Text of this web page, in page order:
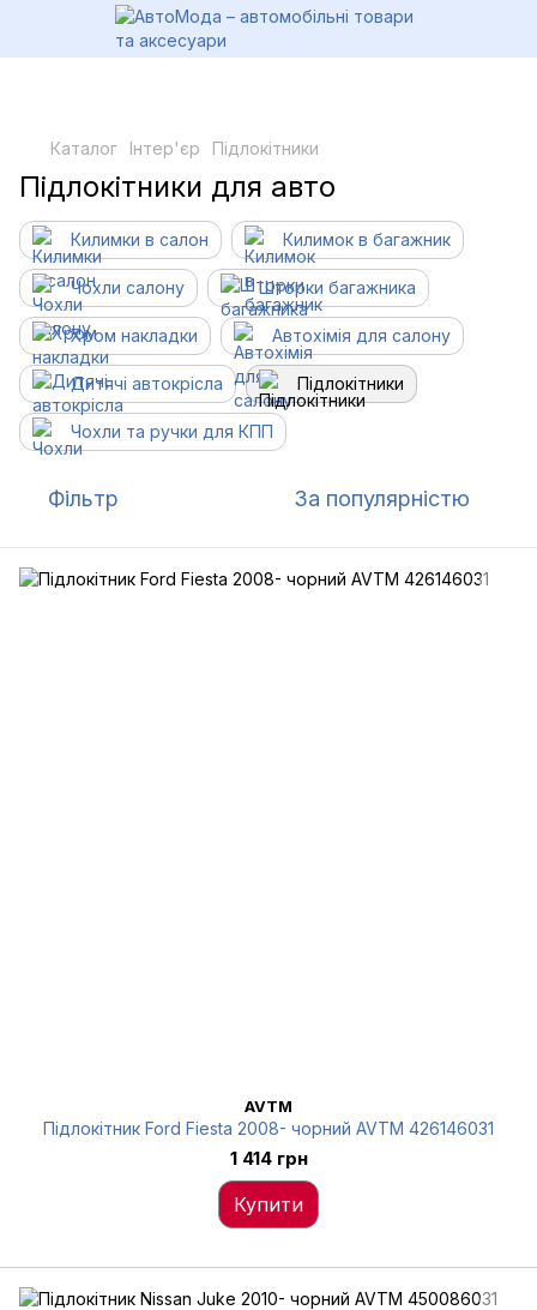
Каталог Інтер'єр Підлокітники
Підлокітники для авто
Килимки в салон Килимок в багажник
Чохли салону Шторки багажника
Хром накладки Автохімія для салону
Дитячі автокрісла Підлокітники
Чохли та ручки для КПП
Фільтр За популярністю
AVTM
Підлокітник Ford Fiesta 2008- чорний AVTM 426146031
1 414 грн
Купити